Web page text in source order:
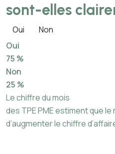
sont-elles
Oui
Non
Oui
75 %
Non
25 %
Le chiffre du mois
des TPE PME estiment que
d’augmenter le chiffre